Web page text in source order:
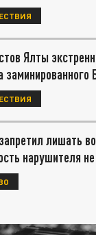
Ялты
заминированного
лишать
нарушителя